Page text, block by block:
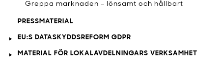
Greppa marknaden – lönsamt och hållbart
PRESSMATERIAL
EU:S DATASKYDDSREFORM GDPR
MATERIAL FÖR LOKALAVDELNINGARS VERKSAMHET